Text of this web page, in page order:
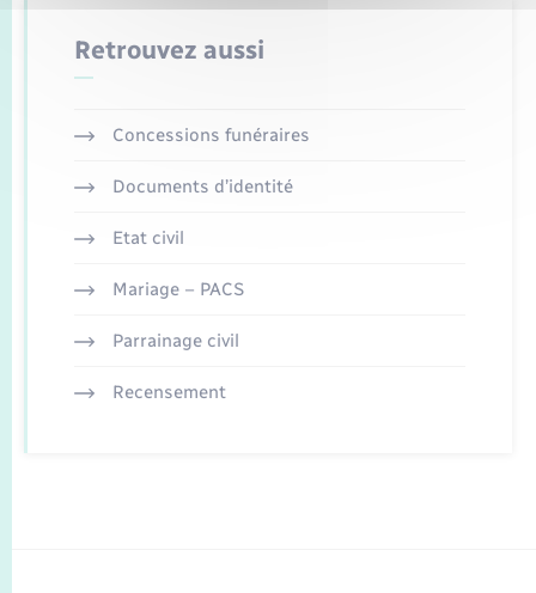
Retrouvez aussi
Concessions funéraires
Documents d’identité
Etat civil
Mariage – PACS
Parrainage civil
Recensement